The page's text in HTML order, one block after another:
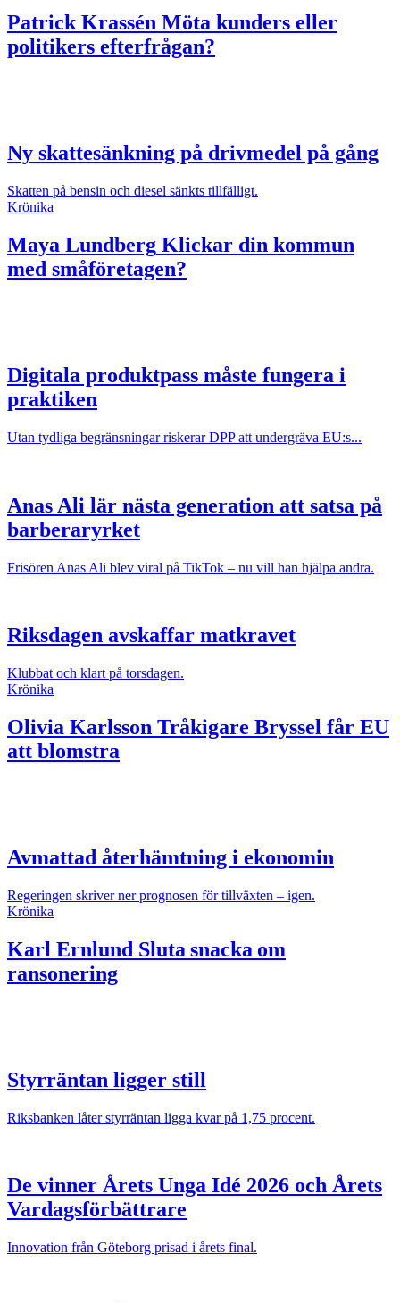
Patrick Krassén Möta kunders eller
politikers efterfrågan?
Ny skattesänkning på drivmedel på gång
Skatten på bensin och diesel sänkts tillfälligt.
Krönika
Maya Lundberg Klickar din kommun
med småföretagen?
Digitala produktpass måste fungera i
praktiken
Utan tydliga begränsningar riskerar DPP att undergräva EU:s...
Anas Ali lär nästa generation att satsa på
barberaryrket
Frisören Anas Ali blev viral på TikTok – nu vill han hjälpa andra.
Riksdagen avskaffar matkravet
Klubbat och klart på torsdagen.
Krönika
Olivia Karlsson Tråkigare Bryssel får EU
att blomstra
Avmattad återhämtning i ekonomin
Regeringen skriver ner prognosen för tillväxten – igen.
Krönika
Karl Ernlund Sluta snacka om
ransonering
Styrräntan ligger still
Riksbanken låter styrräntan ligga kvar på 1,75 procent.
De vinner Årets Unga Idé 2026 och Årets
Vardagsförbättrare
Innovation från Göteborg prisad i årets final.